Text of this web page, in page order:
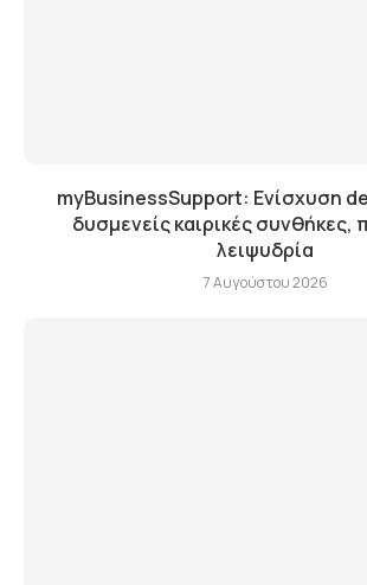
myBusinessSupport: Ενίσχυση
δυσμενείς καιρικές συνθήκες,
λειψυδρία
7 Αυγούστου 2026